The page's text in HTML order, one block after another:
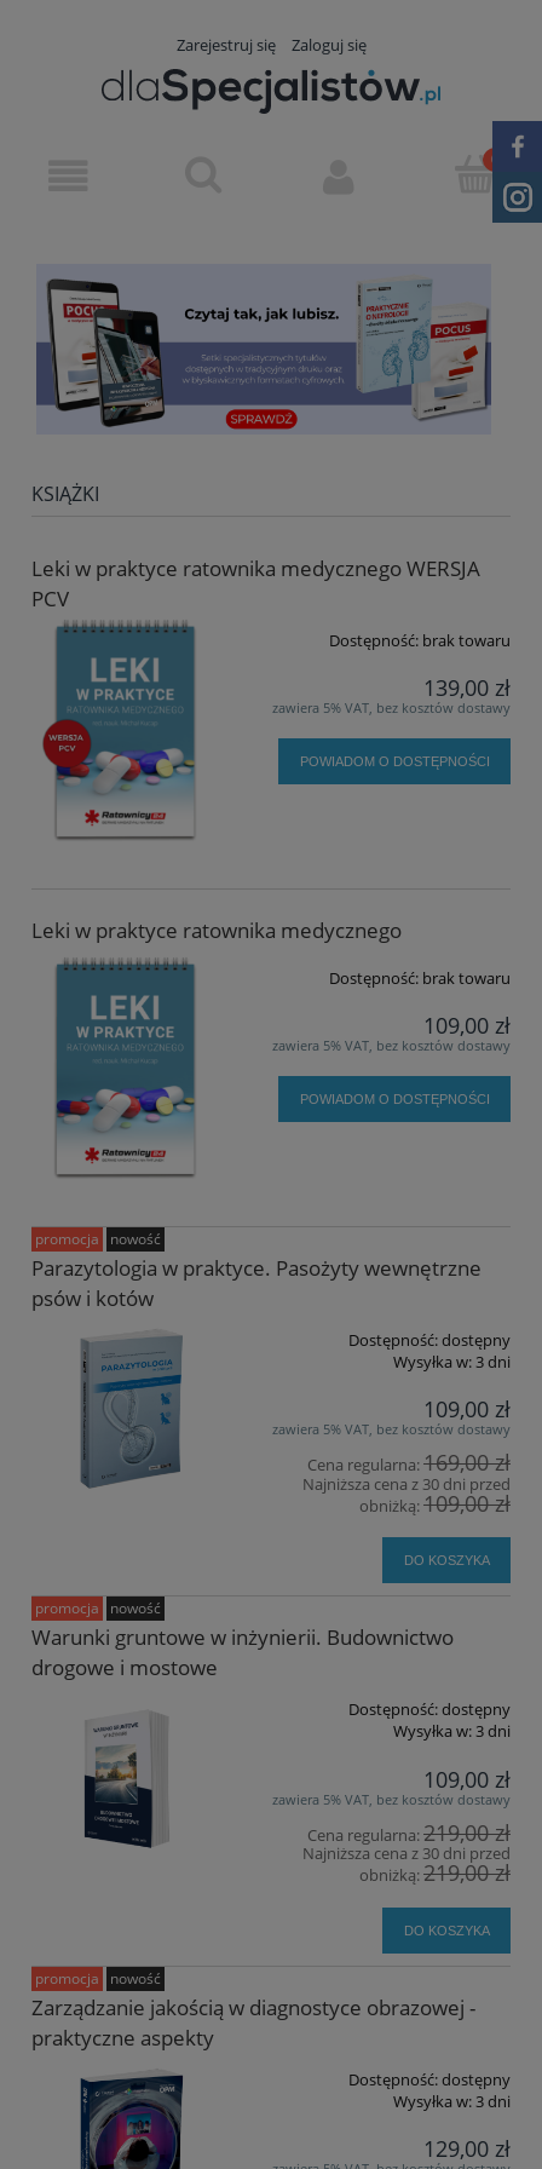
Zarejestruj się Zaloguj się
KSIĄŻKI
Leki w praktyce ratownika medycznego WERSJA
PCV
Dostępność: brak towaru
139,00 zł
zawiera 5% VAT, bez kosztów dostawy
POWIADOM O DOSTĘPNOŚCI
Leki w praktyce ratownika medycznego
Dostępność: brak towaru
109,00 zł
zawiera 5% VAT, bez kosztów dostawy
POWIADOM O DOSTĘPNOŚCI
Parazytologia w praktyce. Pasożyty wewnętrzne
psów i kotów
Dostępność:dostępny
Wysyłka w:3 dni
109,00 zł
zawiera 5% VAT, bez kosztów dostawy
Cena regularna:169,00 zł
Najniższa cena z 30 dni przed
obniżką:109,00 zł
DO KOSZYKA
promocja nowość
Warunki gruntowe w inżynierii. Budownictwo
drogowe i mostowe
Dostępność:dostępny
Wysyłka w:3 dni
109,00 zł
zawiera 5% VAT, bez kosztów dostawy
Cena regularna:219,00 zł
Najniższa cena z 30 dni przed
obniżką:219,00 zł
DO KOSZYKA
promocja nowość
Zarządzanie jakością w diagnostyce obrazowej -
praktyczne aspekty
Dostępność:dostępny
Wysyłka w: 3 dni
129,00 zł
promocja nowość